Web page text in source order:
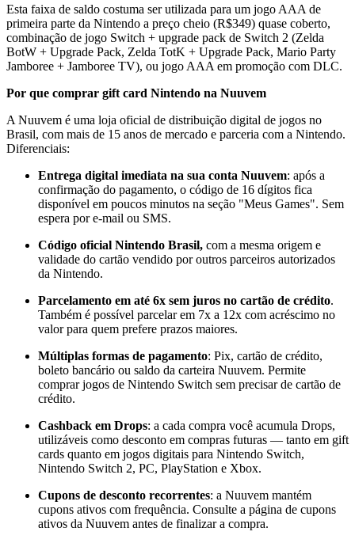
Esta faixa de saldo costuma ser utilizada para um jogo AAA de
primeira parte da Nintendo a preço cheio (R$349) quase coberto,
combinação de jogo Switch + upgrade pack de Switch 2 (Zelda
BotW + Upgrade Pack, Zelda TotK + Upgrade Pack, Mario Party
Jamboree + Jamboree TV), ou jogo AAA em promoção com DLC.
Por que comprar gift card Nintendo na Nuuvem
A Nuuvem é uma loja oficial de distribuição digital de jogos no
Brasil, com mais de 15 anos de mercado e parceria com a Nintendo.
Diferenciais:
Entrega digital imediata na sua conta Nuuvem: após a
confirmação do pagamento, o código de 16 dígitos fica
disponível em poucos minutos na seção "Meus Games". Sem
espera por e-mail ou SMS.
Código oficial Nintendo Brasil, com a mesma origem e
validade do cartão vendido por outros parceiros autorizados
da Nintendo.
Parcelamento em até 6x sem juros no cartão de crédito.
Também é possível parcelar em 7x a 12x com acréscimo no
valor para quem prefere prazos maiores.
Múltiplas formas de pagamento: Pix, cartão de crédito,
boleto bancário ou saldo da carteira Nuuvem. Permite
comprar jogos de Nintendo Switch sem precisar de cartão de
crédito.
Cashback em Drops: a cada compra você acumula Drops,
utilizáveis como desconto em compras futuras — tanto em gift
cards quanto em jogos digitais para Nintendo Switch,
Nintendo Switch 2, PC, PlayStation e Xbox.
Cupons de desconto recorrentes: a Nuuvem mantém
cupons ativos com frequência. Consulte a página de cupons
ativos da Nuuvem antes de finalizar a compra.